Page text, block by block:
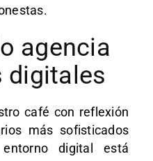
agencia
digitales
café con reflexión
más sofisticados
digital está